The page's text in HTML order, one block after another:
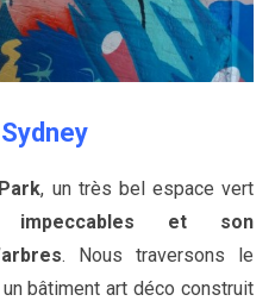
, un très bel espace vert
impeccables et son
. Nous traversons le
bâtiment art déco construit